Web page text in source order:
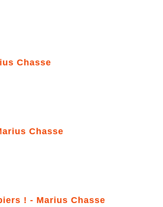
Chasse
Chasse
! - Marius Chasse